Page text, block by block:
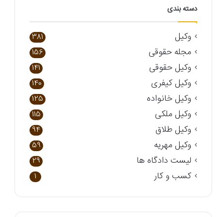
دسته بندی
وکیل 381
مجله حقوقی 156
وکیل حقوقی 141
وکیل کیفری 140
وکیل خانواده 125
وکیل ملکی 115
وکیل طلاق 94
وکیل مهریه 59
لیست دادگاه ها 29
کسب و کار 1